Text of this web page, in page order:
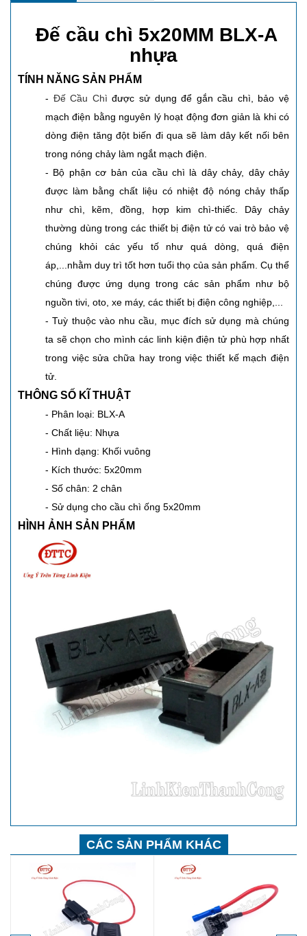
Đế cầu chì 5x20MM BLX-A
nhựa
TÍNH NĂNG SẢN PHẨM
- Đế Cầu Chì được sử dụng để gắn cầu chì, bảo vệ
mạch điện bằng nguyên lý hoạt động đơn giản là khi có
dòng điện tăng đột biến đi qua sẽ làm dây kết nối bên
trong nóng chảy làm ngắt mạch điện.
- Bộ phận cơ bản của cầu chì là dây chảy, dây chảy
được làm bằng chất liệu có nhiệt độ nóng chảy thấp
như chì, kẽm, đồng, hợp kim chì-thiếc. Dây chảy
thường dùng trong các thiết bị điện tử có vai trò bảo vệ
chúng khỏi các yếu tố như quá dòng, quá điện
áp,...nhằm duy trì tốt hơn tuổi thọ của sản phẩm. Cụ thể
chúng được ứng dụng trong các sản phẩm như bộ
nguồn tivi, oto, xe máy, các thiết bị điện công nghiệp,...
- Tuỳ thuộc vào nhu cầu, mục đích sử dụng mà chúng
ta sẽ chọn cho mình các linh kiện điện tử phù hợp nhất
trong việc sửa chữa hay trong việc thiết kế mạch điện
tử.
THÔNG SỐ KĨ THUẬT
- Phân loại: BLX-A
- Chất liệu: Nhựa
- Hình dạng: Khối vuông
- Kích thước: 5x20mm
- Số chân: 2 chân
- Sử dụng cho cầu chì ống 5x20mm
HÌNH ẢNH SẢN PHẨM
CÁC SẢN PHẨM KHÁC